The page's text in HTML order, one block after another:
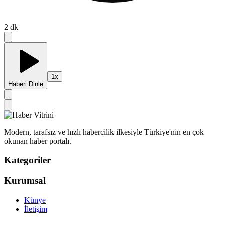
2 dk
Haberi Dinle
1 x
Modern, tarafsız ve hızlı habercilik ilkesiyle Türkiye'nin en çok
okunan haber portalı.
Kategoriler
Kurumsal
Künye
İletişim